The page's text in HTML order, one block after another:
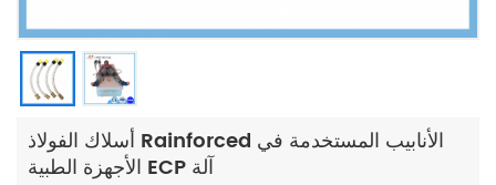
أسلاك الفولاذ Rainforced الأنابيب المستخدمة في
الأجهزة الطبية ECP آلة